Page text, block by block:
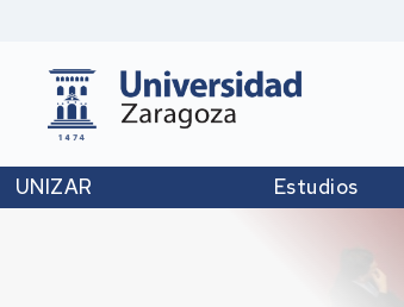
UNIZAR Estudios